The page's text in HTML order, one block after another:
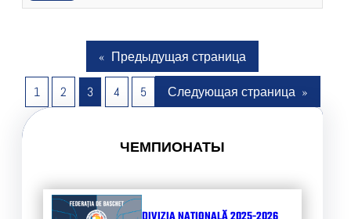
« Предыдущая страница
1 2 3 4 5 Следующая страница »
ЧЕМПИОНАТЫ